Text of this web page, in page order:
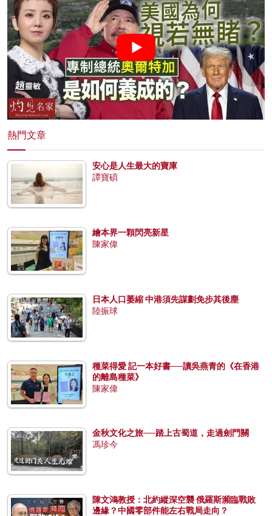
熱門文章
安心是人生最大的寶庫
譚寶碩
繪本界一顆閃亮新星
陳家偉
日本人口萎縮 中港須先謀劃免步其後塵
陸振球
種菜得愛 記一本好書──讀吳燕青的《在香港
的離島種菜》
陳家偉
金秋文化之旅──踏上古蜀道，走過劍門關
馮珍今
陳文鴻教授：北約縱深空襲 俄羅斯瀕臨戰敗
邊緣？中國零部件能左右戰局走向？